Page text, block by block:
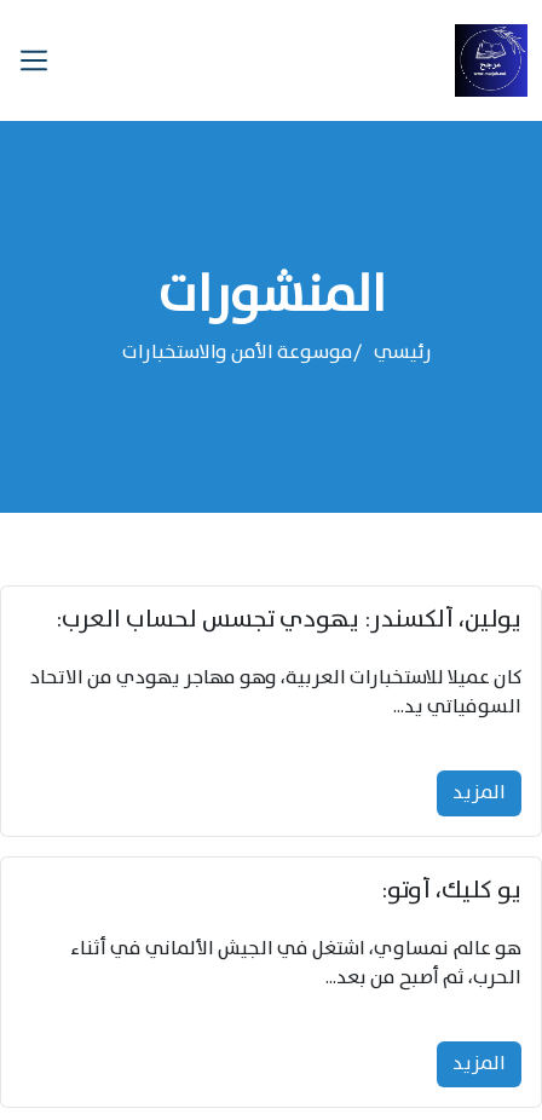
المنشورات
رئيسي موسوعة الأمن والاستخبارات
يولين، ألكسندر: يهودي تجسس لحساب العرب:
كان عميلا للاستخبارات العربية، وهو مهاجر يهودي من الاتحاد
السوفياتي يد...
المزید
يو کليك، أوتو:
هو عالم نمساوي، اشتغل في الجيش الألماني في أثناء
الحرب، ثم أصبح من بعد...
المزید